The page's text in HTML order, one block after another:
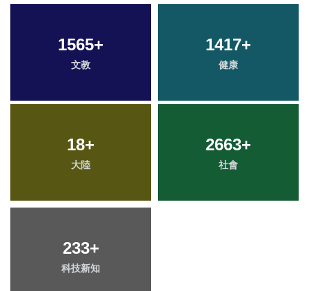
1565+
文教
1417+
健康
18+
大陸
2663+
社會
233+
科技新知